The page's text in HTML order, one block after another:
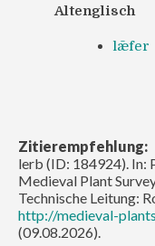
Altenglisch
lǣfer
Zitierempfehlung:
lerb (ID: 184924). In:
Medieval Plant
Technische Leitung:
http://medieval-
(09.08.2026).